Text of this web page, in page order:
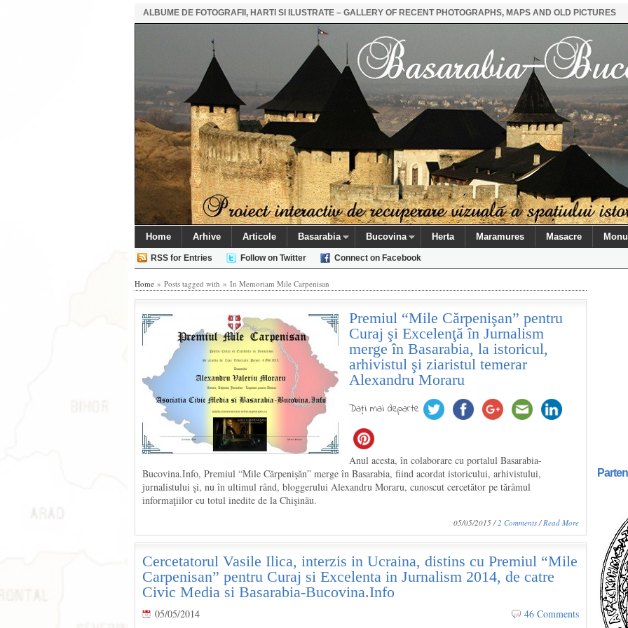
ALBUME DE FOTOGRAFII, HARTI SI ILUSTRATE – GALLERY OF RECENT PHOTOGRAPHS, MAPS AND OLD PICTURES
Home Arhive Articole Basarabia Bucovina Herta Maramures Masacre
RSS for Entries Follow on Twitter Connect on Facebook
Home » Posts tagged with » In Memoriam Mile Carpenisan
Premiul “Mile Cărpenişan” pentru
Curaj şi Excelenţă în Jurnalism
merge în Basarabia, la istoricul,
arhivistul şi ziaristul temerar
Alexandru Moraru
Daţi mai departe
Anul acesta, în colaborare cu portalul Basarabia-
Bucovina.Info, Premiul “Mile Cărpenişăn” merge în Basarabia, fiind acordat istoricului, arhivistului,
jurnalistului şi, nu în ultimul rând, bloggerului Alexandru Moraru, cunoscut cercetător pe tărâmul
informaţiilor cu totul inedite de la Chişinău.
05/05/2015 /2 Comments/Read More
Cercetatorul Vasile Ilica, interzis in Ucraina, distins cu Premiul “Mile
Carpenisan” pentru Curaj si Excelenta in Jurnalism 2014, de catre
Civic Media si Basarabia-Bucovina.Info
05/05/2014 46 Comments